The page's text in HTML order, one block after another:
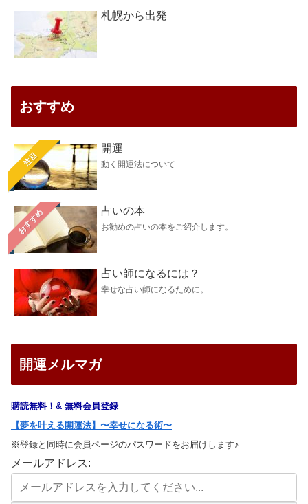
札幌から出発
おすすめ
注目
開運
動く開運法について
おすすめ 占いの本
お勧めの占いの本をご紹介します。
占い師になるには？
幸せな占い師になるために。
開運メルマガ
購読無料！& 無料会員登録
【夢を叶える開運法】〜幸せになる術〜
※登録と同時に会員ページのパスワードをお届けします♪
メールアドレス: